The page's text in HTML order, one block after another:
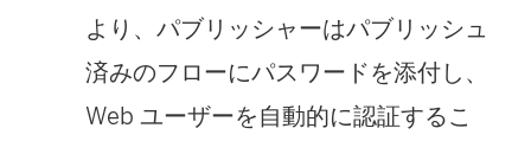
より、パブリッシャーはパブリッシュ
済みのフローにパスワードを添付し、
Web ユーザーを自動的に認証するこ